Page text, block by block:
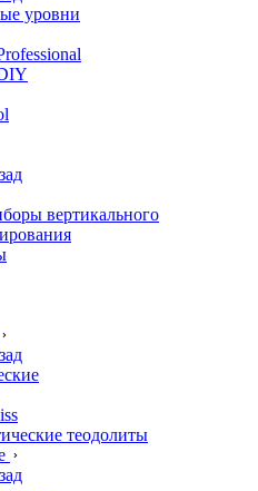
уровни
вертикального
теодолиты